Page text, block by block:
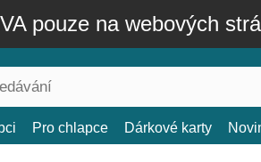
pouze na webových
Pro chlapce Dárkové karty